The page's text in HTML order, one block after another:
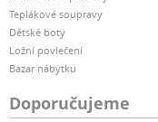
Teplákové soupravy
Dětské boty
Ložní povlečení
Bazar nábytku
Doporučujeme